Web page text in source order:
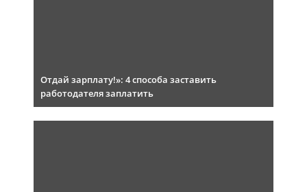
Отдай зарплату!»: 4 способа заставить
работодателя заплатить